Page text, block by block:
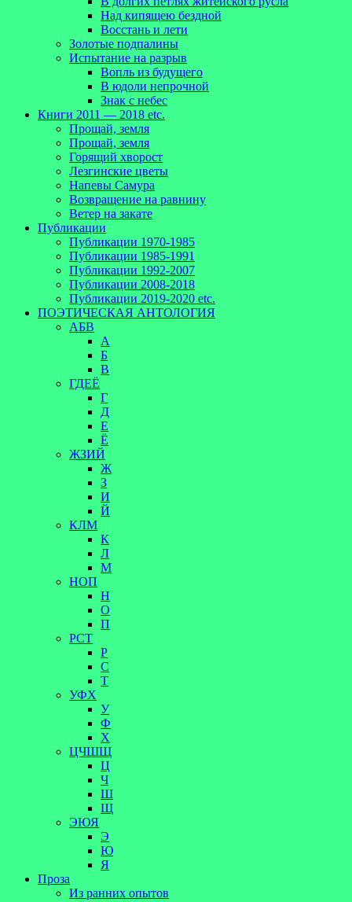
Над кипящею бездной
Восстань и лети
Золотые подпалины
Испытание на разрыв
Вопль из будущего
В юдоли непрочной
Знак с небес
Книги 2011 — 2018 etc.
Прощай, земля
Прощай, земля
Горящий хворост
Лезгинские цветы
Напевы Самура
Возвращение на равнину
Ветер на закате
Публикации
Публикации 1970-1985
Публикации 1985-1991
Публикации 1992-2007
Публикации 2008-2018
Публикации 2019-2020 etc.
ПОЭТИЧЕСКАЯ АНТОЛОГИЯ
АБВ
А
Б
В
ГДЕЁ
Г
Д
Е
Ё
ЖЗИЙ
Ж
З
И
Й
КЛМ
К
Л
М
НОП
Н
О
П
РСТ
Р
С
Т
УФХ
У
Ф
Х
ЦЧШЩ
Ц
Ч
Ш
Щ
ЭЮЯ
Э
Ю
Я
Проза
Из ранних опытов